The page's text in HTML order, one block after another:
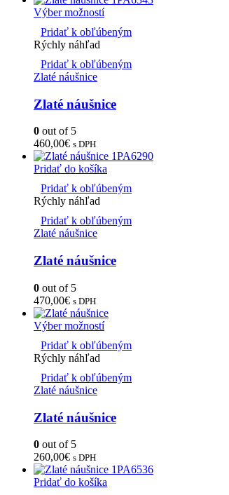
Výber možností
Pridať k obľúbeným
Rýchly náhľad
Pridať k obľúbeným
Zlaté náušnice
Zlaté náušnice
0 out of 5
460,00€ s DPH
Pridať do košíka
Pridať k obľúbeným
Rýchly náhľad
Pridať k obľúbeným
Zlaté náušnice
Zlaté náušnice
0 out of 5
470,00€ s DPH
Výber možností
Pridať k obľúbeným
Rýchly náhľad
Pridať k obľúbeným
Zlaté náušnice
Zlaté náušnice
0 out of 5
260,00€ s DPH
Pridať do košíka